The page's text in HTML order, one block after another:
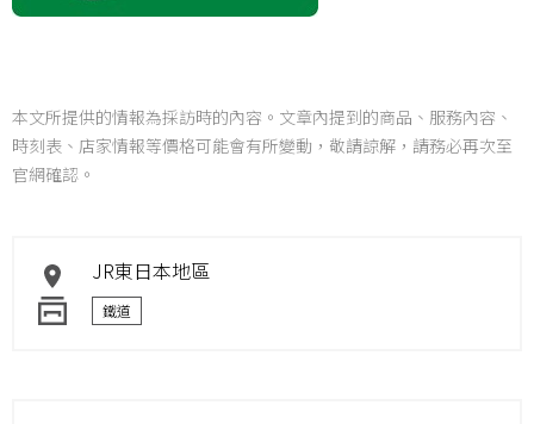
本文所提供的情報為採訪時的內容。文章內提到的商品、服務內容、
時刻表、店家情報等價格可能會有所變動，敬請諒解，請務必再次至
官網確認。
JR東日本地區
鐵道